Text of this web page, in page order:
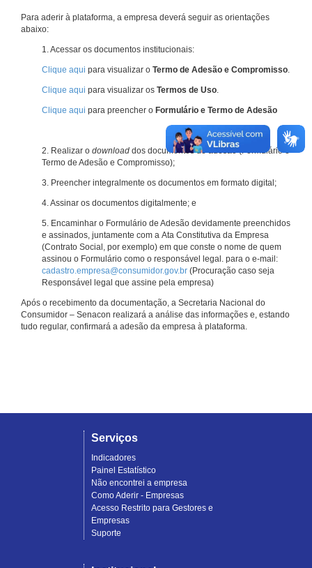
Para aderir à plataforma, a empresa deverá seguir as orientações
abaixo:
1. Acessar os documentos institucionais:
Clique aqui para visualizar o Termo de Adesão e Compromisso.
Clique aqui para visualizar os Termos de Uso.
Clique aqui para preencher o Formulário e Termo de Adesão
2. Realizar o download dos documentos de adesão (Formulário e
Termo de Adesão e Compromisso);
3. Preencher integralmente os documentos em formato digital;
4. Assinar os documentos digitalmente; e
5. Encaminhar o Formulário de Adesão devidamente preenchidos
e assinados, juntamente com a Ata Constitutiva da Empresa
(Contrato Social, por exemplo) em que conste o nome de quem
assinou o Formulário como o responsável legal. para o e-mail:
cadastro.empresa@consumidor.gov.br (Procuração caso seja
Responsável legal que assine pela empresa)
Após o recebimento da documentação, a Secretaria Nacional do
Consumidor – Senacon realizará a análise das informações e, estando
tudo regular, confirmará a adesão da empresa à plataforma.
Serviços
Indicadores
Painel Estatístico
Não encontrei a empresa
Como Aderir - Empresas
Acesso Restrito para Gestores e
Empresas
Suporte